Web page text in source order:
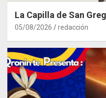
La Capilla de San
05/08/2026 redacción